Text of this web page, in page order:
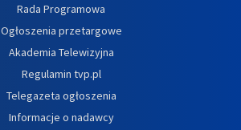
Rada Programowa
Ogłoszenia przetargowe
Akademia Telewizyjna
Regulamin tvp.pl
Telegazeta ogłoszenia
Informacje o nadawcy